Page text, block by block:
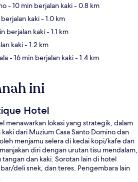
- 10 min berjalan kaki- 0.8 km
berjalan kaki- 1.0 km
berjalan kaki- 1.1 km
kaki- 1.2 km
- 16 min berjalan kaki- 1.4 km
ini
Hotel
menawarkan lokasi yang strategik, dalam
dari Muzium Casa Santo Domino dan
menjamu selera di kedai kopi/kafe dan
diri dengan urutan tisu mendalam,
tangan dan kaki. Sorotan lain di hotel
deli snek, dan teres. Pengembara lain